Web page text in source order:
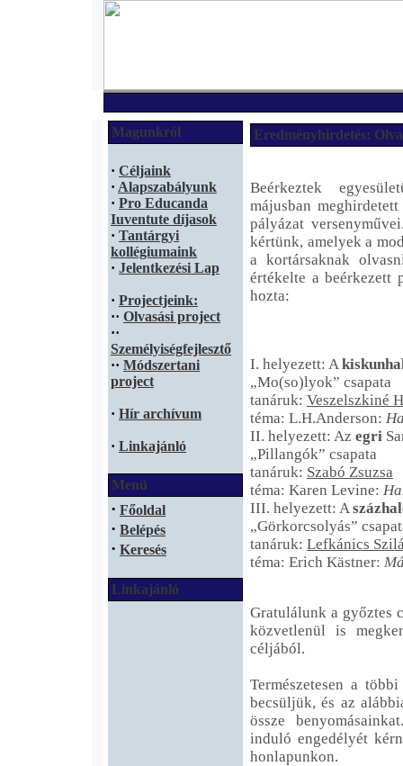
Magunkról
· Céljaink
· Alapszabályunk
· Pro Educanda
Iuventute díjasok
· Tantárgyi
kollégiumaink
· Jelentkezési Lap
· Projectjeink:
·· Olvasási project
··
Személyiségfejlesztő
·· Módszertani
project
· Hír archívum
· Linkajánló
Menü
· Főoldal
· Belépés
· Keresés
Linkajánló
Eredményhirdetés:
Beérkeztek
májusban
pályázat
kértünk, amelyek a
a kortársaknak
értékelte a beérkezett
hozta:
I. helyezett: A
„Mo(so)lyok” csapata
tanáruk: Veszelszkiné
téma: L.H.Anderson:
II. helyezett: Az egri
„Pillangók” csapata
tanáruk: Szabó Zsuzsa
téma: Karen Levine:
III. helyezett: A
„Görkorcsolyás”
tanáruk: Lefkánics
téma: Erich Kästner:
Gratulálunk a győztes
közvetlenül is
céljából.
Természetesen a
becsüljük, és az
össze
induló engedélyét
honlapunkon.